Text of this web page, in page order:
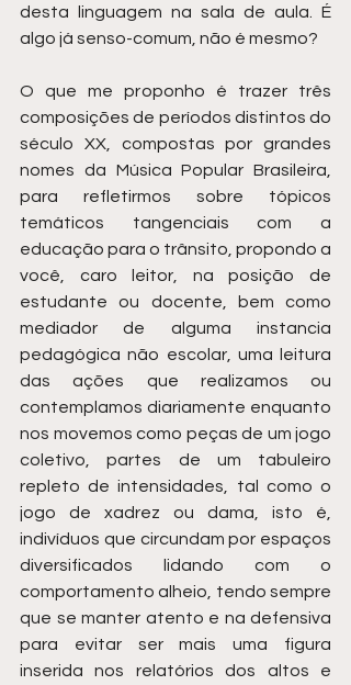
desta linguagem na sala de aula. É
algo já senso-comum, não é mesmo?
O que me proponho é trazer três
composições de períodos distintos do
século XX, compostas por grandes
nomes da Música Popular Brasileira,
para refletirmos sobre tópicos
temáticos tangenciais com a
educação para o trânsito, propondo a
você, caro leitor, na posição de
estudante ou docente, bem como
mediador de alguma instancia
pedagógica não escolar, uma leitura
das ações que realizamos ou
contemplamos diariamente enquanto
nos movemos como peças de um jogo
coletivo, partes de um tabuleiro
repleto de intensidades, tal como o
jogo de xadrez ou dama, isto é,
indivíduos que circundam por espaços
diversificados lidando com o
comportamento alheio, tendo sempre
que se manter atento e na defensiva
para evitar ser mais uma figura
inserida nos relatórios dos altos e